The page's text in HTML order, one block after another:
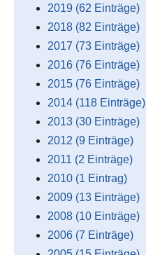
2019 (62 Einträge)
2018 (82 Einträge)
2017 (73 Einträge)
2016 (76 Einträge)
2015 (76 Einträge)
2014 (118 Einträge)
2013 (30 Einträge)
2012 (9 Einträge)
2011 (2 Einträge)
2010 (1 Eintrag)
2009 (13 Einträge)
2008 (10 Einträge)
2006 (7 Einträge)